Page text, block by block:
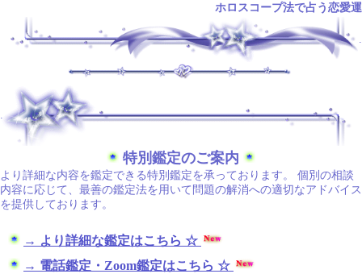
ホロスコープ法で占う恋愛運
特別鑑定のご案内
より詳細な内容を鑑定できる特別鑑定を承っております。 個別の相談
内容に応じて、最善の鑑定法を用いて問題の解消への適切なアドバイス
を提供しております。
→ より詳細な鑑定はこちら ☆
→ 電話鑑定・Zoom鑑定はこちら ☆